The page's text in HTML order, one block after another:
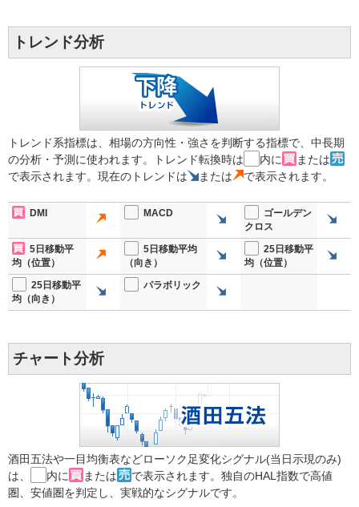
トレンド分析
トレンド系指標は、相場の方向性・強さを判断する指標で、中長期
の分析・予測に使われます。トレンド転換時は
内に
または
で表示されます。現在のトレンドは
または で表示されます。
DMI MACD
ゴールデン
クロス
5日移動平
均（位置）
5日移動平均
（向き）
25日移動平
均（位置）
25日移動平
均（向き）
パラボリック
チャート分析
酒田五法や一目均衡表などローソク足変化シグナル(当日示現のみ)
は、
内に または
で表示されます。独自のHAL指数で高値
圏、安値圏を判定し、実戦的なシグナルです。